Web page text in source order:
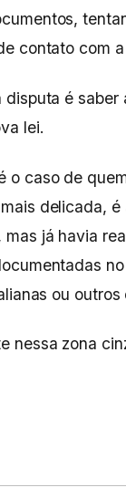
contato com
disputa é
lei.
o caso de
delicada,
mas já havia
ou
nessa zona